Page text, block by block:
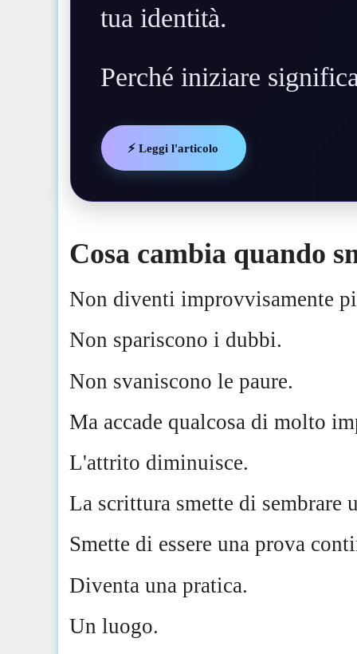
tua identità.
Perché iniziare
⚡ Leggi l'articolo
Cosa cambia quando
Non diventi improvvisamente
Non spariscono i dubbi.
Non svaniscono le paure.
Ma accade qualcosa di molto
L'attrito diminuisce.
La scrittura smette di sembrare
Smette di essere una prova
Diventa una pratica.
Un luogo.